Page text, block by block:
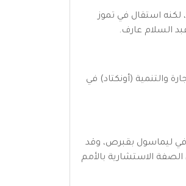
وفي عام 1964، شغل منصب عضو الرئاسة المشترك بين العراق ومصر، ثم شغل منصب وزير الصناعة في وزارة طاهر يحيى الثالثة سنة 1964، لكنه استقال في تموز
المتحدة للتجارة والتنمية (أونكتاد) في
وكذلك كان عضوا في مجلس أمناء مركز دراسات الوحدة العربية ورئاسة المنظمة العربية لحقوق الإنسان الذي شارك في تأسيسها عام 1983 في ليماسول بقبرص، وقد
على الصفة الاستشارية بالأمم